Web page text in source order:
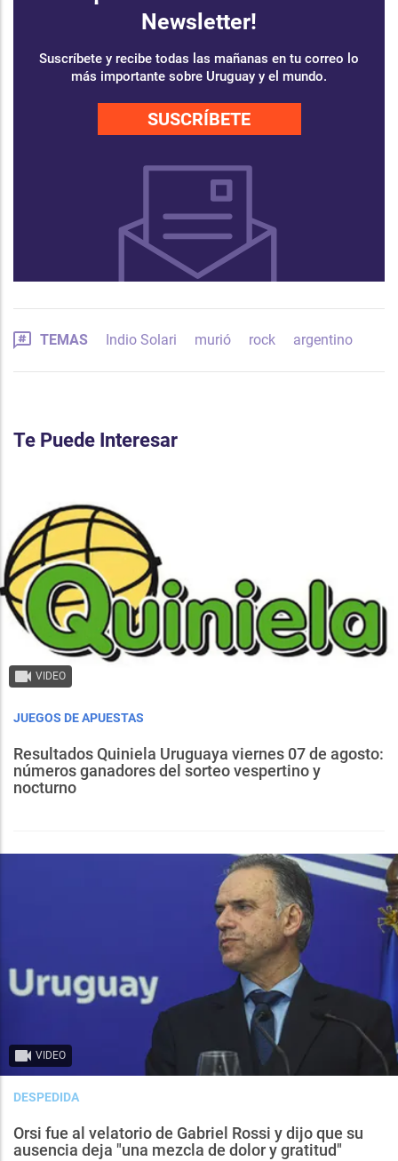
Newsletter!
Suscríbete y recibe todas las mañanas en tu correo lo
más importante sobre Uruguay y el mundo.
SUSCRÍBETE
TEMAS Indio Solari murió rock argentino
Te Puede Interesar
VIDEO
JUEGOS DE APUESTAS
Resultados Quiniela Uruguaya viernes 07 de agosto:
números ganadores del sorteo vespertino y
nocturno
VIDEO
DESPEDIDA
Orsi fue al velatorio de Gabriel Rossi y dijo que su
ausencia deja "una mezcla de dolor y gratitud"